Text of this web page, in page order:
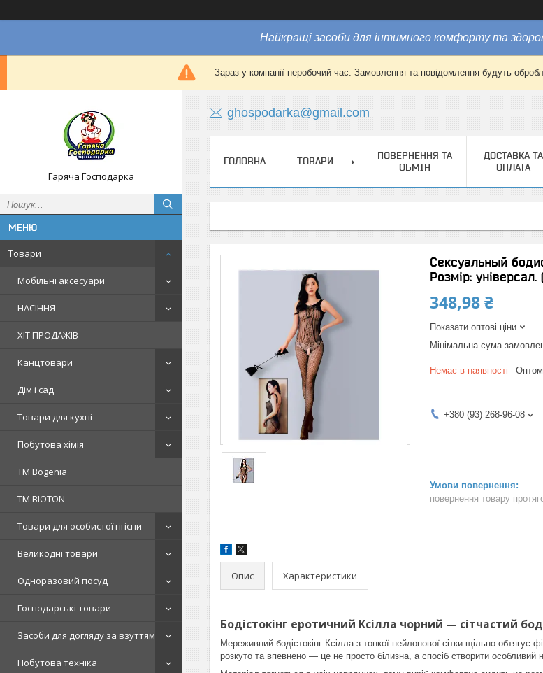
Найкращі засоби для інтимного комфорту та
Зараз у компанії неробочий час. Замовлення та повідомлення будуть
Гаряча Господарка
Товари
Мобільні аксесуари
НАСІННЯ
ХІТ ПРОДАЖІВ
Канцтовари
Дім і сад
Товари для кухні
Побутова хімія
ТМ Bogenia
ТМ BIOTON
Товари для особистої гігієни
Великодні товари
Одноразовий посуд
Господарські товари
Засоби для догляду за взуттям
Побутова техніка
ghospodarka@gmail.com
ГОЛОВНА ТОВАРИ
ПОВЕРНЕННЯ ТА
ОБМІН
ДОСТАВКА ТА
ОПЛАТА
Сексуальный
Розмір: універсал.
348,98 ₴
Показати оптові ціни
Мінімальна сума
Немає в наявності Оптом
+380 (93) 268-96-08
повернення товару
Опис Характеристики
Бодістокінг еротичний Ксілла чорний — сітчастий
Мереживний бодістокінг Ксілла з тонкої нейлонової сітки щільно обтягує
розкуто та впевнено — це не просто білизна, а спосіб створити особливий